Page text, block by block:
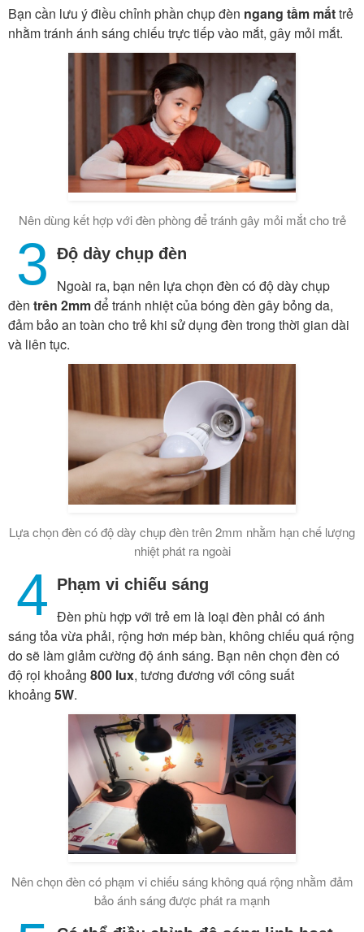
Bạn cần lưu ý điều chỉnh phần chụp đèn ngang tầm mắttrẻ
nhằm tránh ánh sáng chiếu trực tiếp vào mắt, gây mỏi mắt.
Nên dùng kết hợp với đèn phòng để tránh gây mỏi mắt cho trẻ
3 Độ dày chụp đèn
Ngoài ra, bạn nên lựa chọn đèn có độ dày chụp
đèn trên 2mmđể tránh nhiệt của bóng đèn gây bỏng da,
đảm bảo an toàn cho trẻ khi sử dụng đèn trong thời gian dài
và liên tục.
Lựa chọn đèn có độ dày chụp đèn trên 2mm nhằm hạn chế lượng
nhiệt phát ra ngoài
4 Phạm vi chiếu sáng
Đèn phù hợp với trẻ em là loại đèn phải có ánh
sáng tỏa vừa phải, rộng hơn mép bàn, không chiếu quá rộng
do sẽ làm giảm cường độ ánh sáng. Bạn nên chọn đèn có
độ rọi khoảng 800 lux, tương đương với công suất
khoảng 5W.
Nên chọn đèn có phạm vi chiếu sáng không quá rộng nhằm đảm
bảo ánh sáng được phát ra mạnh